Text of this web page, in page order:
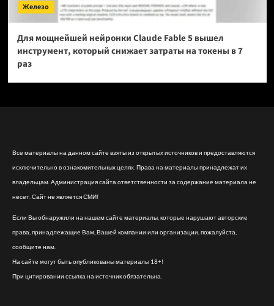
Железо
Для мощнейшей нейронки Claude Fable 5 вышел
инструмент, который снижает затраты на токены в 7
раз
Все материалы на данном сайте взяты из открытых источников и предоставляются
исключительно в ознакомительных целях. Права на материалы принадлежат их
владельцам. Администрация сайта ответственности за содержание материала не
несет. Сайт не является СМИ!
Если Вы обнаружили на нашем сайте материалы, которые нарушают авторские
права, принадлежащие Вам, Вашей компании или организации, пожалуйста,
сообщите нам.
На сайте могут быть опубликованы материалы 18+!
При цитировании ссылка на источник обязательна.